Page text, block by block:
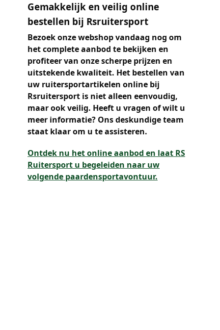
Gemakkelijk en veilig online
bestellen bij Rsruitersport
Bezoek onze webshop vandaag nog om
het complete aanbod te bekijken en
profiteer van onze scherpe prijzen en
uitstekende kwaliteit. Het bestellen van
uw ruitersportartikelen online bij
Rsruitersport is niet alleen eenvoudig,
maar ook veilig. Heeft u vragen of wilt u
meer informatie? Ons deskundige team
staat klaar om u te assisteren.
Ontdek nu het online aanbod en laat RS
Ruitersport u begeleiden naar uw
volgende paardensportavontuur.